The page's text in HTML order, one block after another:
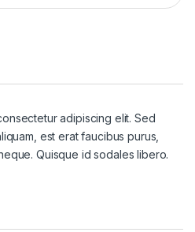
adipiscing elit. Sed
est erat faucibus purus,
Quisque id sodales libero.